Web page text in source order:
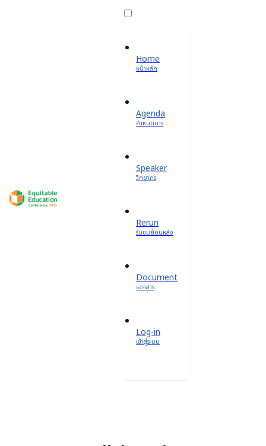
Home
หน้าหลัก
Agenda
กำหนดการ
Speaker
วิทยากร
Rerun
รับชมย้อนหลัง
Document
เอกสาร
Log-in
เข้าสู่ระบบ